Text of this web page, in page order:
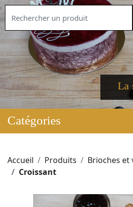
La
Catégories
Accueil Produits
Brioches et
Croissant